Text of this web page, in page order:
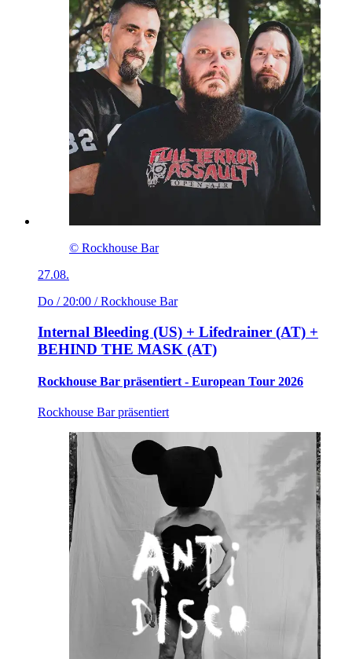
© Rockhouse Bar
27.08.
Do / 20:00 / Rockhouse Bar
Internal Bleeding (US) + Lifedrainer (AT) +
BEHIND THE MASK (AT)
Rockhouse Bar präsentiert - European Tour 2026
Rockhouse Bar präsentiert